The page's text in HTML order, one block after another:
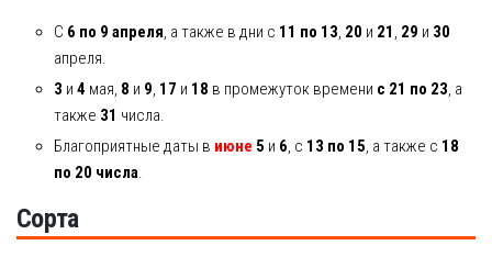
С 6 по 9 апреля, а также в дни с 11 по 13, 20 и 21 , 29 и 30
апреля.
3 и 4 мая, 8 и 9, 17 и 18 в промежуток времени с 21 по 23, а
также 31 числа.
Благоприятные даты в июне 5 и 6, с 13 по 15, а также с 18
по 20 числа.
Сорта